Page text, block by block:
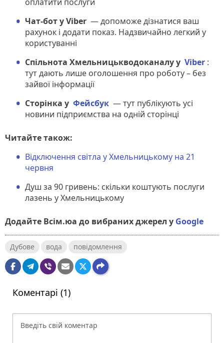
Чат-бот у Viber — допоможе дізнатися ваш
рахунок і додати показ. Надзвичайно легкий у
користуванні
Спільнота Хмельницькводоканалу у Viber :
тут дають лише оголошення про роботу – без
зайвої інформації
Сторінка у Фейсбук — тут публікують усі
новини підприємства на одній сторінці
Читайте також:
Відключення світла у Хмельницькому на 21
червня
Душ за 90 гривень: скільки коштують послуги
лазень у Хмельницькому
Додайте Всім.юа до вибраних джерел у Google
Дубове вода повідомлення
Коментарі (1)